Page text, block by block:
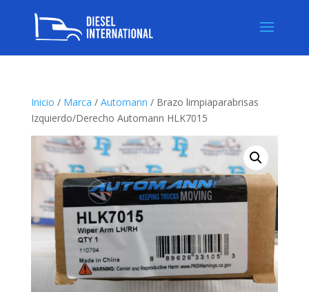
Inicio / Marca / Automann / Brazo limpiaparabrisas
Izquierdo/Derecho Automann HLK7015